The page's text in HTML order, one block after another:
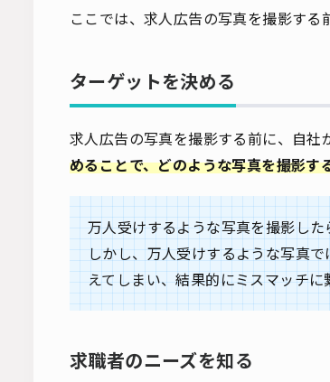
ここでは、求人広告の写真を撮影する
ターゲットを決める
求人広告の写真を撮影する前に、自社
めることで、どのような写真を撮影す
万人受けするような写真を撮影し
しかし、万人受けするような写真
えてしまい、結果的にミスマッチ
求職者のニーズを知る